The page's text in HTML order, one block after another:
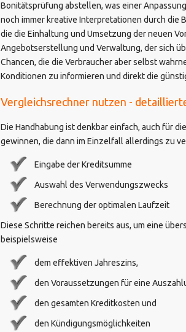
Bonitätsprüfung abstellen, was einer
noch immer kreative Interpretationen durch die
die die Einhaltung und Umsetzung der neuen
Angebotserstellung und Verwaltung, der sich
Chancen, die die Verbraucher aber selbst
Konditionen zu informieren und direkt die
Vergleichsrechner nutzen -
Die Handhabung ist denkbar einfach, auch für
gewinnen, die dann im Einzelfall allerdings zu
Eingabe der Kreditsumme
Auswahl des Verwendungszwecks
Berechnung der optimalen Laufzeit
Diese Schritte reichen bereits aus, um eine
beispielsweise
dem effektiven Jahreszins,
den Voraussetzungen für eine
den gesamten Kreditkosten und
den Kündigungsmöglichkeiten